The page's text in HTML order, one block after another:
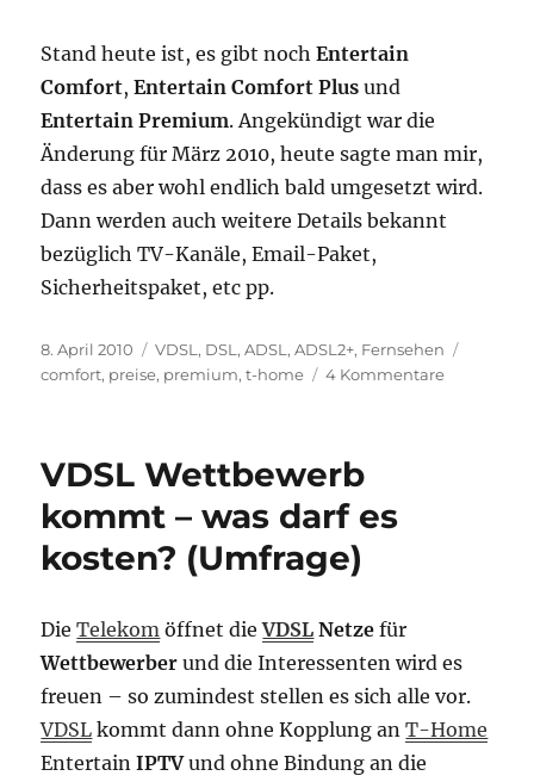
Stand heute ist, es gibt nochEntertain
Comfort,Entertain Comfort Plus und
Entertain Premium. Angekündigt war die
Änderung für März 2010, heute sagte man mir,
dass es aber wohl endlich bald umgesetzt wird.
Dann werden auch weitere Details bekannt
bezüglich TV-Kanäle, Email-Paket,
Sicherheitspaket, etc pp.
Veröffentlicht
am
8. April 2010 Kategorien
VDSL , DSL, ADSL, ADSL2+, Fernsehen
comfort, preise, premium,t-home 4 Kommentarezu
VDSL Wettbewerb
kommt – was darf es
kosten? (Umfrage)
DieTelekom öffnet dieVDSL Netze für
Wettbewerber und die Interessenten wird es
freuen – so zumindest stellen es sich alle vor.
VDSL kommt dann ohne Kopplung anT-Home
EntertainIPTVund ohne Bindung an die